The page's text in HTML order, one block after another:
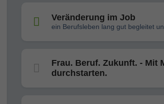
Veränderung im Job
ein Berufsleben lang gut begleitet
Frau. Beruf. Zukunft. - Mit
durchstarten.